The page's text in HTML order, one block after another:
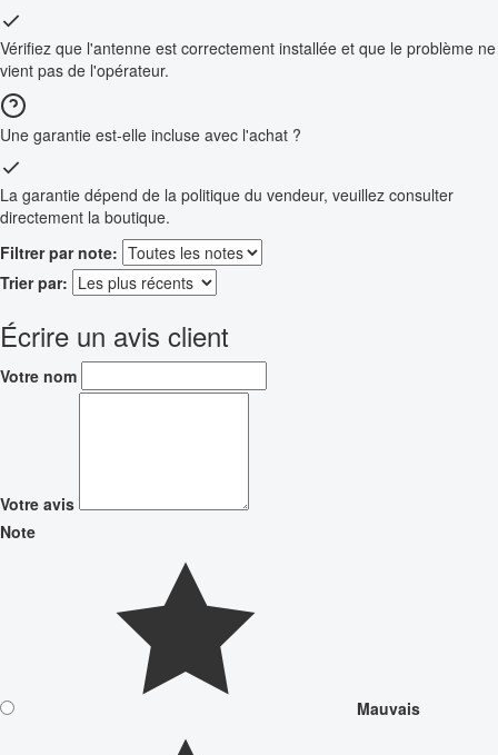
Vérifiez que l'antenne est correctement installée et que le problème ne
vient pas de l'opérateur.
Une garantie est-elle incluse avec l'achat ?
La garantie dépend de la politique du vendeur, veuillez consulter
directement la boutique.
Filtrer par note:
Trier par:
Écrire un avis client
Votre nom
Votre avis
Note
Mauvais